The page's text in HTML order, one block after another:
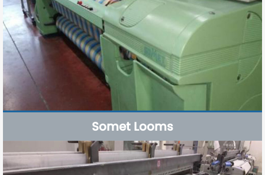
Somet Looms